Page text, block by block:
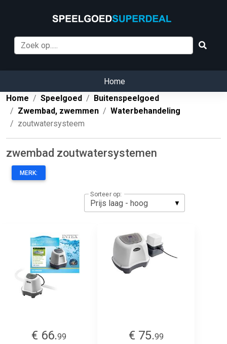
Home
Home
Speelgoed
Buitenspeelgoed
Zwembad, zwemmen
Waterbehandeling
zoutwatersysteem
zwembad zoutwatersystemen
MERK:
Sorteer op:
€ 66.99
€ 75.99